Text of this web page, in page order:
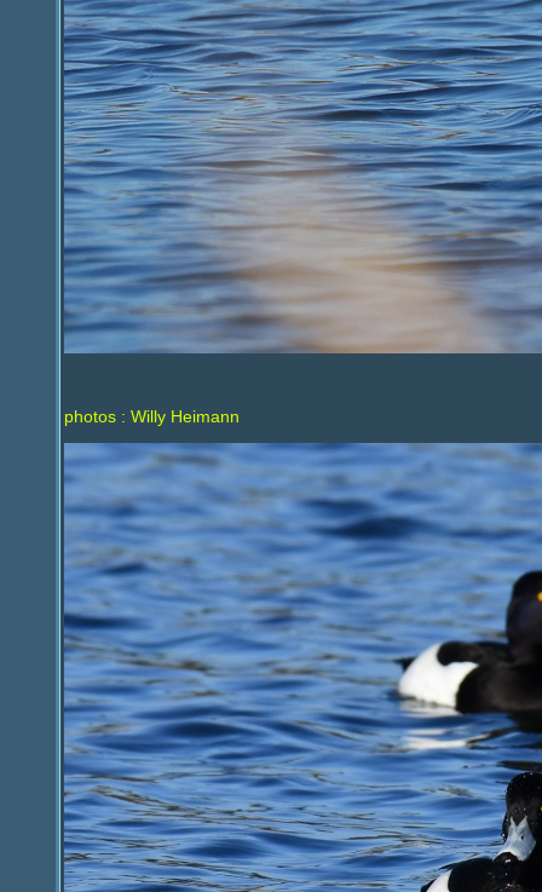
photos : Willy Heimann